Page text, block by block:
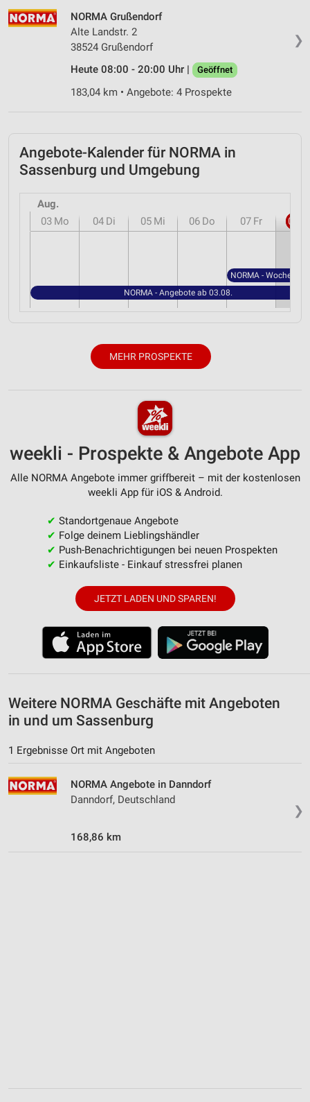
❯
NORMA Grußendorf
Alte Landstr. 2
38524 Grußendorf
Heute 08:00 - 20:00 Uhr |
Geöffnet
183,04 km • Angebote: 4 Prospekte
Angebote-Kalender für NORMA in
Sassenburg und Umgebung
Aug.
03 Mo 04 Di 05 Mi 06 Do 07 Fr 08
NORMA - Angebote ab 03.08.
MEHR PROSPEKTE
weekli - Prospekte & Angebote App
Alle NORMA Angebote immer griffbereit – mit der kostenlosen
weekli App für iOS & Android.
✔ Standortgenaue Angebote
✔ Folge deinem Lieblingshändler
✔ Push-Benachrichtigungen bei neuen Prospekten
✔ Einkaufsliste - Einkauf stressfrei planen
JETZT LADEN UND SPAREN!
Weitere NORMA Geschäfte mit Angeboten
in und um Sassenburg
1 Ergebnisse Ort mit Angeboten
❯
NORMA Angebote in Danndorf
Danndorf, Deutschland
168,86 km